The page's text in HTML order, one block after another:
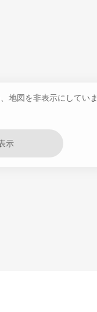
地図を非表示にしていま
示